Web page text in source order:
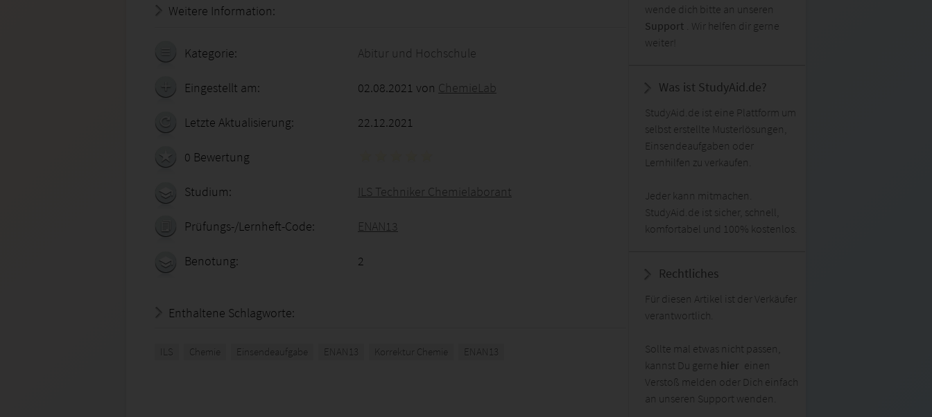
Weitere Information:
Kategorie: Abitur und Hochschule
Eingestellt am: 02.08.2021 von ChemieLab
Letzte Aktualisierung: 22.12.2021
0 Bewertung
Studium: ILS Techniker Chemielaborant
Prüfungs-/Lernheft-Code: ENAN13
Benotung: 2
Enthaltene Schlagworte:
ILS Chemie Einsendeaufgabe ENAN13 Korrektur Chemie ENAN13
wende dich bitte an unseren
Support . Wir helfen dir gerne
weiter!
Was ist StudyAid.de?
StudyAid.de ist eine Plattform um
selbst erstellte Musterlösungen,
Einsendeaufgaben oder
Lernhilfen zu verkaufen.
Jeder kann mitmachen.
StudyAid.de ist sicher, schnell,
komfortabel und 100% kostenlos.
Rechtliches
Für diesen Artikel ist der Verkäufer
verantwortlich.
Sollte mal etwas nicht passen,
kannst Du gerne hier einen
Verstoß melden oder Dich einfach
an unseren Support wenden.